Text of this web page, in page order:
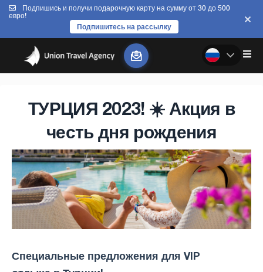
Подпишись и получи подарочную карту на сумму от 30 до 500
евро!
Подпишитесь на рассылку
ТУРЦИЯ 2023! ☀️ Акция в
честь дня рождения
Специальные предложения для VIP